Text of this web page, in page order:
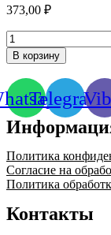
373,00 ₽
Количество
товара
Фланец
32-
10
В корзину
Telegram
Политика
Согласие на
Политика
Контакты